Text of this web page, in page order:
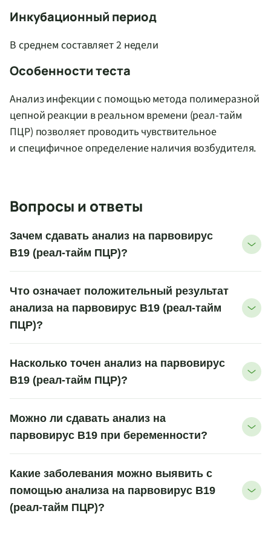
Инкубационный период
В среднем составляет 2 недели
Особенности теста
Анализ инфекции с помощью метода полимеразной
цепной реакции в реальном времени (реал-тайм
ПЦР) позволяет проводить чувствительное
и специфичное определение наличия возбудителя.
Вопросы и ответы
Зачем сдавать анализ на парвовирус
B19 (реал-тайм ПЦР)?
Что означает положительный результат
анализа на парвовирус B19 (реал-тайм
ПЦР)?
Насколько точен анализ на парвовирус
B19 (реал-тайм ПЦР)?
Можно ли сдавать анализ на
парвовирус B19 при беременности?
Какие заболевания можно выявить с
помощью анализа на парвовирус B19
(реал-тайм ПЦР)?